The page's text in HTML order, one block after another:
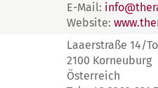
E-Mail:
Website:
Laaerstraße 14/
2100 Korneuburg
Österreich